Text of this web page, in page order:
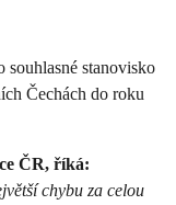
stanovisko
Čechách do roku
ČR, říká:
chybu za celou